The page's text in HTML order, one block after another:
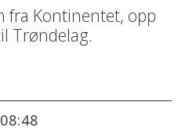
fra Kontinentet, opp
Trøndelag.